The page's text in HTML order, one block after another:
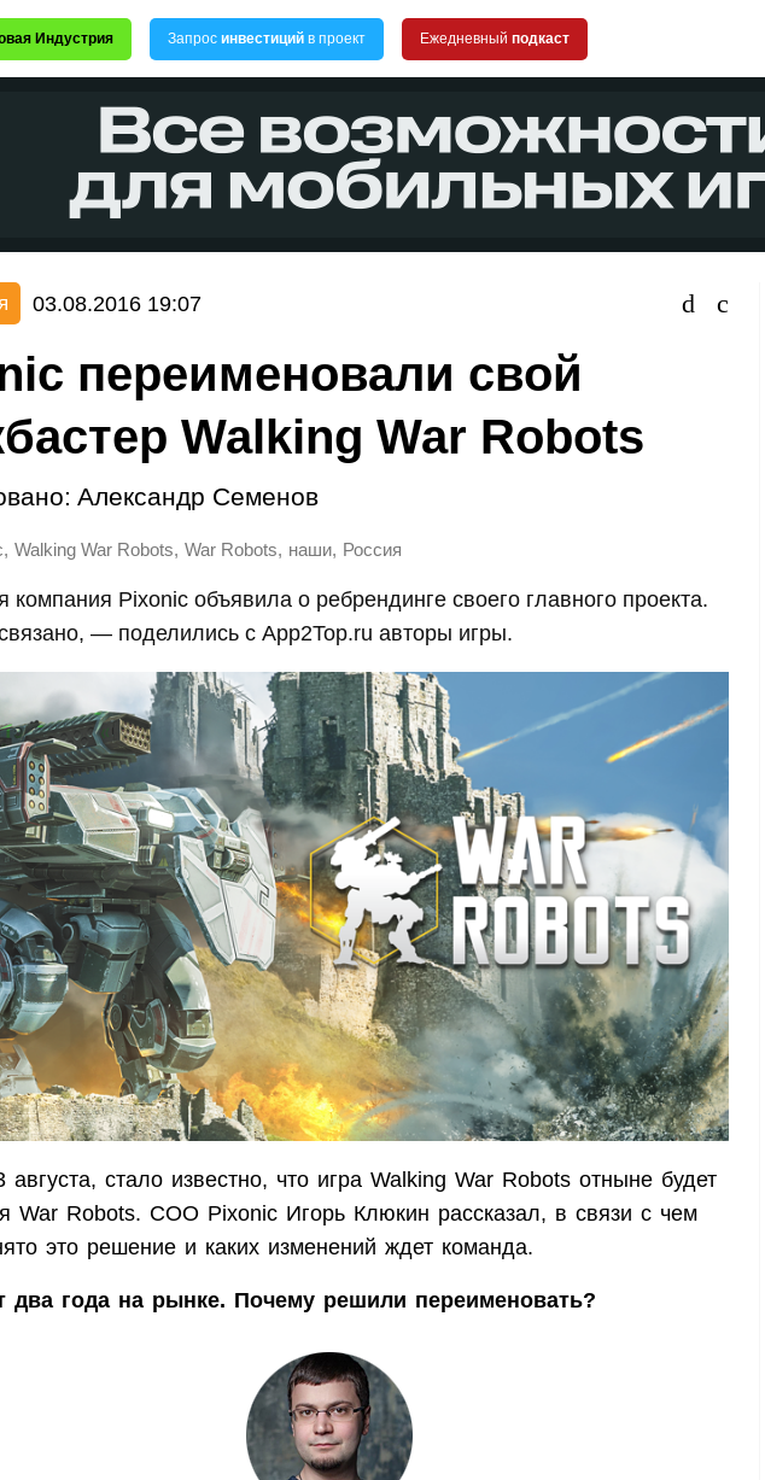
Индустрия Запрос инвестиций в проект Ежедневный подкаст
03.08.2016 19:07
переименовали свой
Walking War Robots
Александр Семенов
, Walking War Robots, War Robots, наши, Россия
компания Pixonic объявила о ребрендинге своего главного проекта.
— поделились с App2Top.ru авторы игры.
августа, стало известно, что игра Walking War Robots отныне будет
War Robots. COO Pixonic Игорь Клюкин рассказал, в связи с чем
это решение и каких изменений ждет команда.
два года на рынке. Почему решили переименовать?